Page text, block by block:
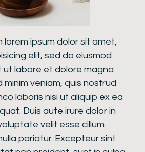
lorem ipsum dolor sit amet,
elit, sed do eiusmod
ut labore et dolore magna
minim veniam, quis nostrud
laboris nisi ut aliquip ex ea
Duis aute irure dolor in
velit esse cillum
pariatur. Excepteur sint